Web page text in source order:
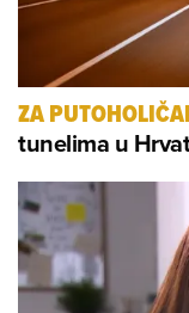
ZA
tunelima u